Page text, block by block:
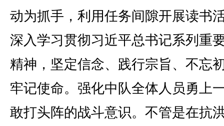
动为抓手，利用任务间隙开展读书
深入学习贯彻习近平总书记系列重
精神，坚定信念、践行宗旨、不忘
牢记使命。强化中队全体人员勇上
敢打头阵的战斗意识。不管是在抗